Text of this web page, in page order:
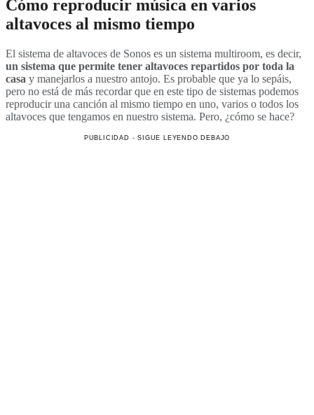
Cómo reproducir música en varios
altavoces al mismo tiempo
El sistema de altavoces de Sonos es un sistema multiroom, es decir,
un sistema que permite tener altavoces repartidos por toda la
casa y manejarlos a nuestro antojo. Es probable que ya lo sepáis,
pero no está de más recordar que en este tipo de sistemas podemos
reproducir una canción al mismo tiempo en uno, varios o todos los
altavoces que tengamos en nuestro sistema. Pero, ¿cómo se hace?